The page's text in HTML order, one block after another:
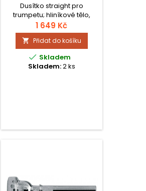
Dusítko straight pro
trumpetu; hliníkové tělo,
měděné dno.
1 649 Kč
 Přidat do košíku
 Skladem
Skladem:2 ks